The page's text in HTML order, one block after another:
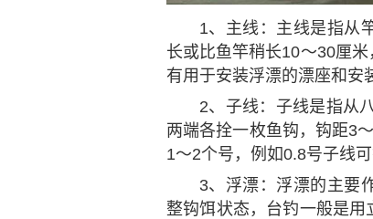
1、主线：主线是指从
长或比鱼竿稍长10～30厘
有用于安装浮漂的漂座和安
2、子线：子线是指从
两端各拴一枚鱼钩，钩距3
1～2个号，例如0.8号子线可
3、浮漂：浮漂的主要
整钩饵状态，台钓一般是